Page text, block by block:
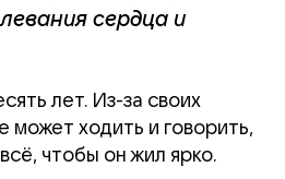
сердца и
лет. Из-за своих
может ходить и говорить,
чтобы он жил ярко.